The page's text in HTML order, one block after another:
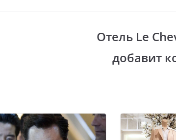
Отель Le
добавит